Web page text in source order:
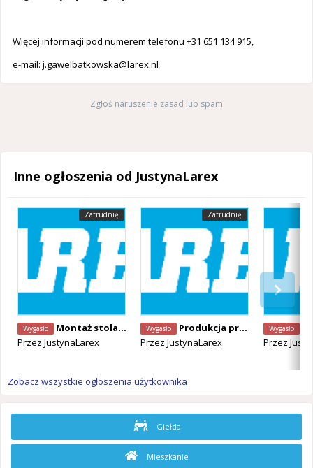
Więcej informacji pod numerem telefonu +31 651 134 915,
e-mail: j.gawelbatkowska@larex.nl
Zgłoś naruszenie zasad lub spam
Inne ogłoszenia od JustynaLarex
Zatrudnię
Wygasło
Montaż stolarki budowlanej
Przez JustynaLarex
Zatrudnię
Wygasło
Produkcja prefabrykowanych elementów betonowych
Przez JustynaLarex
Wygasło
Przez
Zobacz wszystkie ogłoszenia użytkownika
Giełda
Mieszkanie